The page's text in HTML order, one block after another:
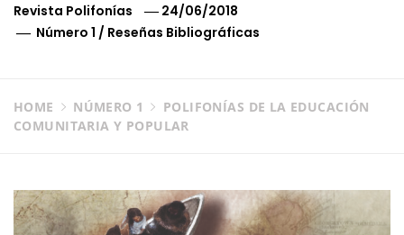
Revista Polifonías
24/06/2018
Número 1 / Reseñas Bibliográficas
HOME NÚMERO 1
POLIFONÍAS DE LA EDUCACIÓN
COMUNITARIA Y POPULAR